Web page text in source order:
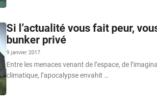
Si l’actualité vous fait peur,
bunker privé
9 janvier 2017
Entre les menaces venant de l’espace, de
climatique, l’apocalypse envahit …